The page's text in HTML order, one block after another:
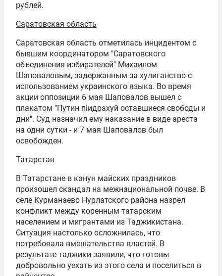
рублей.
Саратовская область
Саратовская область отметилась инцидентом с
бывшим координатором "Саратовского
объединения избирателей" Михаилом
Шаповаловым, задержанным за хулиганство с
использованием украинского языка. Во время
акции оппозиции 6 мая Шаповалов вышел с
плакатом "Путин пiидрахуй оставшиеся свободы и
дни". Суд назначил ему наказание в виде ареста
на одни сутки - и 7 мая Шаповалов был
освобожден.
Татарстан
В Татарстане в канун майских праздников
произошел скандал на межнациональной почве. В
селе Курманаево Нурлатского района назрел
конфликт между коренным татарским
населением и мигрантами из Таджикистана.
Ситуация настолько осложнилась, что
потребовала вмешательства властей. В
результате таджики заявили, что готовы
добровольно уехать из этого села и поселиться в